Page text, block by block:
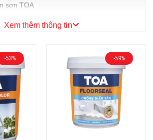
sơn TOA
quy trình sản xuất đến hoạt động nghiên
xanh đạt chứng nhận Xanh Green
và tiết kiệm cho mọi công trình
TOA được ứng dụng những công nghệ
lại chất lượng cuộc sống tốt nhất cho
Xem thêm thông tin
-53% -59%